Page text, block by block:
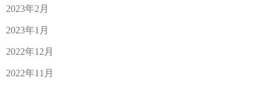
2023年2月
2023年1月
2022年12月
2022年11月